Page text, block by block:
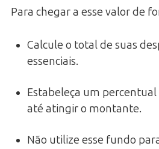
Para chegar a esse valor de
Calcule o total de suas
essenciais.
Estabeleça um
até atingir o montante.
Não utilize esse fundo